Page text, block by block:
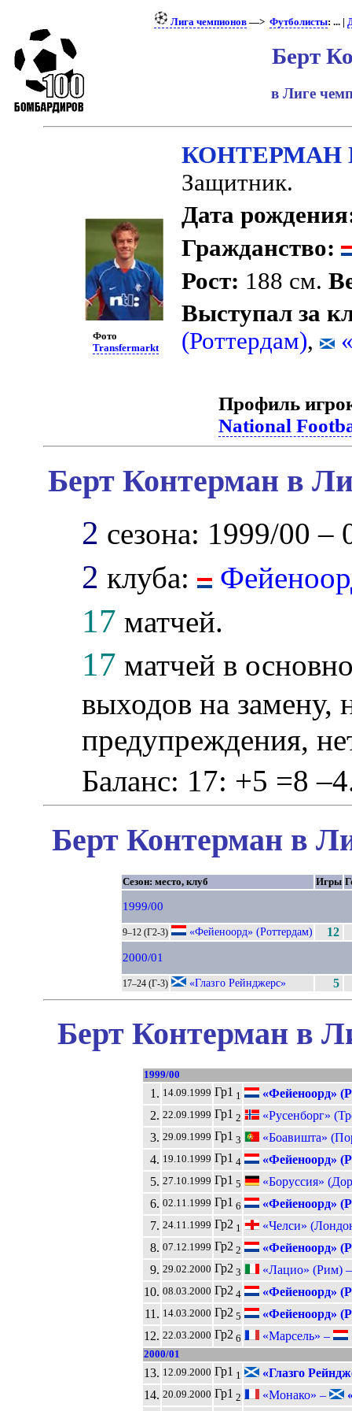
Лига чемпионов—> Футболисты: ... |
Берт
в Лиге
Фото
Transfermarkt
КОНТЕРМАН
Защитник.
Дата
Гражданство:
Рост: 188 см.
Выступал за
(Роттердам),
Профиль
National
Берт Контерман в
2 сезона: 1999/00 –
2 клуба:
17 матчей.
17 матчей в
выходов на замену,
предупреждения,
Баланс: 17: +5 =8
Берт Контерман в
Сезон: место, клуб Игры
1999/00
9–12 (Г2-3) «Фейеноорд» (Роттердам) 12
2000/01
17–24 (Г-3) «Глазго Рейнджерс» 5
Берт Контерман в
1999/00
1. 14.09.1999 Гр1 1
«Фейеноорд»
2. 22.09.1999 Гр1 2
«Русенборг»
3. 29.09.1999 Гр1 3
«Боавишта»
4. 19.10.1999 Гр1 4
«Фейеноорд»
5. 27.10.1999 Гр1 5
«Боруссия»
6. 02.11.1999 Гр1 6
«Фейеноорд»
7. 24.11.1999 Гр2 1
«Челси»
8. 07.12.1999 Гр2 2
«Фейеноорд»
9. 29.02.2000 Гр2 3
«Лацио» (Рим)
10. 08.03.2000 Гр2 4
«Фейеноорд»
11. 14.03.2000 Гр2 5
«Фейеноорд»
12. 22.03.2000 Гр2 6 «Марсель» –
2000/01
13. 12.09.2000 Гр1 1
«Глазго
14. 20.09.2000 Гр1 2 «Монако» –